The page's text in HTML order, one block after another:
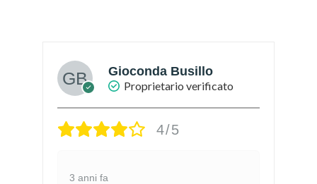
Gioconda Busillo
Proprietario verificato
4/5
3 anni fa